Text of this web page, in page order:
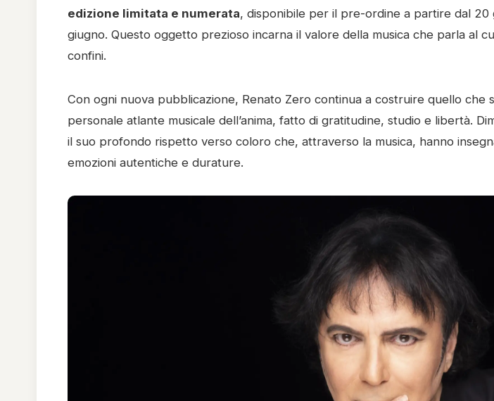
edizione limitata e numerata, disponibile per il pre-ordine a partire dal 20
giugno. Questo oggetto prezioso incarna il valore della musica che parla al
confini.
Con ogni nuova pubblicazione, Renato Zero continua a costruire quello che
personale atlante musicale dell’anima, fatto di gratitudine, studio e libertà.
il suo profondo rispetto verso coloro che, attraverso la musica, hanno
emozioni autentiche e durature.